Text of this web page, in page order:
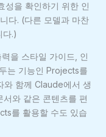
성을 확인하기 위한 인
다. (다른 모델과 마찬
다.)
을 스타일 가이드, 인
는 기능인 Projects를
와 함께 Claude에서 생
와 같은 콘텐츠를 편
를 활용할 수도 있습